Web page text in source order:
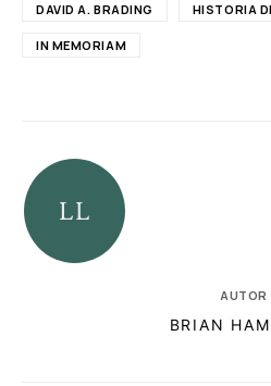
DAVID A. BRADING HISTORIA
IN MEMORIAM
AUTOR
BRIAN